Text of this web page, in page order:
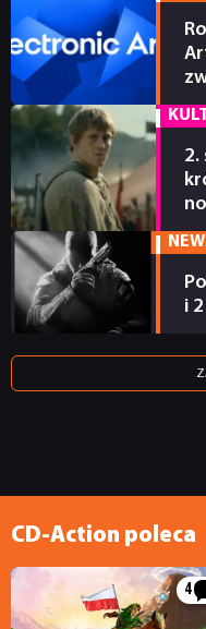
2.
i
CD-Action poleca
4